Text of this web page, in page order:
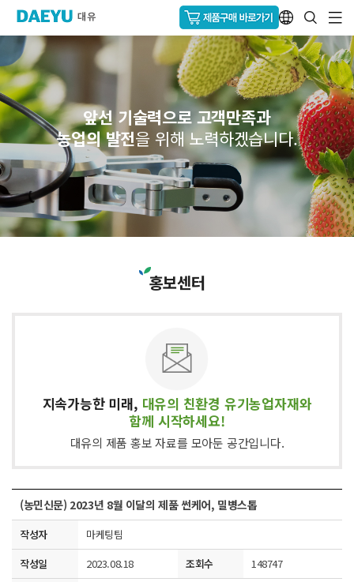
앞선 기술력으로 고객만족과
농업의 발전을 위해 노력하겠습니다.
홍보센터
지속가능한 미래, 대유의 친환경 유기농업자재와
함께 시작하세요!
대유의 제품 홍보 자료를 모아둔 공간입니다.
(농민신문) 2023년 8월 이달의 제품 썬케어, 밀병스톱
작성자
마케팅팀
작성일
2023.08.18 조회수
148747